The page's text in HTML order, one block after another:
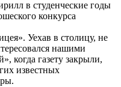
в студенческие годы
конкурса
Уехав в столицу, не
нашими
когда газету закрыли,
известных